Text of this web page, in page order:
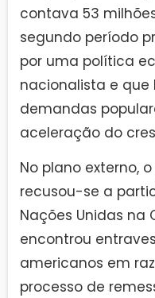
contava 53
segundo período
por uma política
nacionalista e que
demandas
aceleração do
No plano externo,
recusou-se a
Nações Unidas na
encontrou
americanos em
processo de